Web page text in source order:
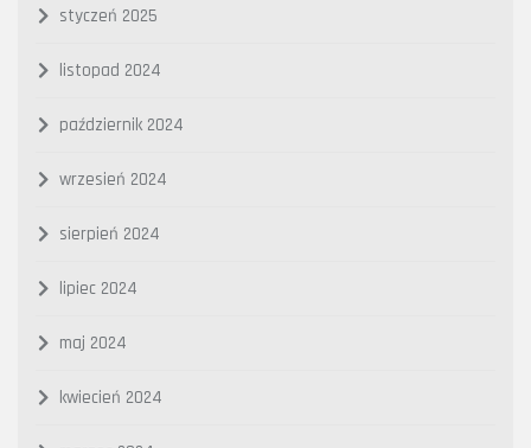
styczeń 2025
listopad 2024
październik 2024
wrzesień 2024
sierpień 2024
lipiec 2024
maj 2024
kwiecień 2024